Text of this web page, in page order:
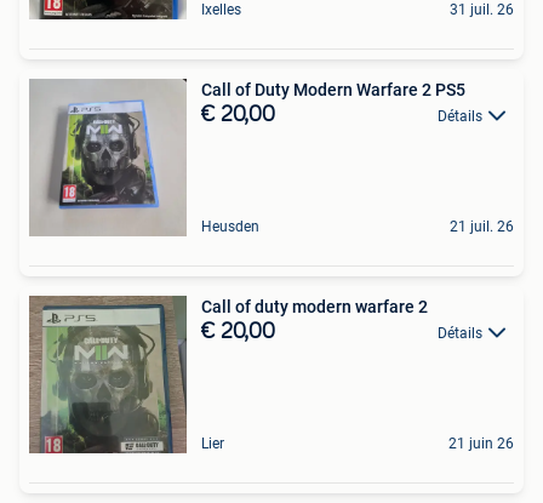
Ixelles 31 juil. 26
Call of Duty Modern Warfare 2 PS5
€ 20,00 Détails
Heusden 21 juil. 26
Call of duty modern warfare 2
€ 20,00 Détails
Lier 21 juin 26